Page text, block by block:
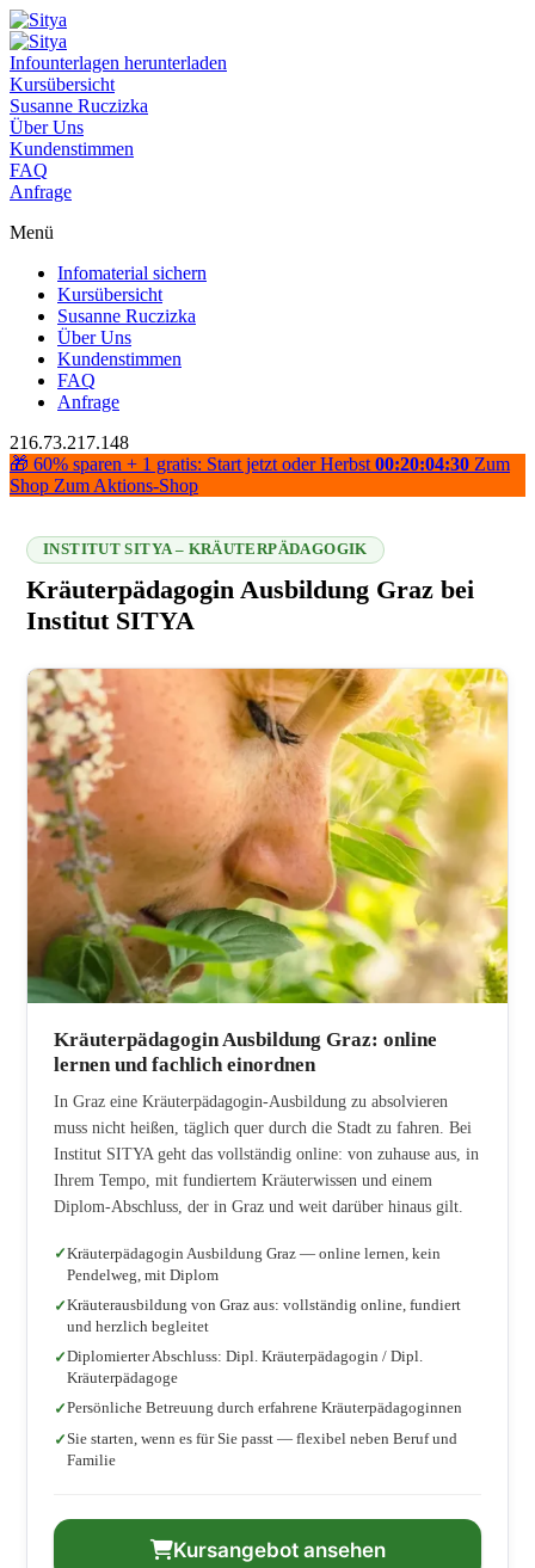
Infounterlagen herunterladen
Kursübersicht
Susanne Ruczizka
Über Uns
Kundenstimmen
FAQ
Anfrage
Menü
Infomaterial sichern
Kursübersicht
Susanne Ruczizka
Über Uns
Kundenstimmen
FAQ
Anfrage
216.73.217.148
🎁 60% sparen + 1 gratis: Start jetzt oder Herbst 00:20:04:29 Zum
Shop Zum Aktions-Shop
INSTITUT SITYA – KRÄUTERPÄDAGOGIK
Kräuterpädagogin Ausbildung Graz bei
Institut SITYA
216.73.217.148 2026-08-07 03:54:23
Kräuterpädagogin Ausbildung Graz: online
lernen und fachlich einordnen
In Graz eine Kräuterpädagogin-Ausbildung zu absolvieren
muss nicht heißen, täglich quer durch die Stadt zu fahren. Bei
Institut SITYA geht das vollständig online: von zuhause aus, in
Ihrem Tempo, mit fundiertem Kräuterwissen und einem
Diplom-Abschluss, der in Graz und weit darüber hinaus gilt.
Kräuterpädagogin Ausbildung Graz — online lernen, kein
Pendelweg, mit Diplom
Kräuterausbildung von Graz aus: vollständig online, fundiert
und herzlich begleitet
Diplomierter Abschluss: Dipl. Kräuterpädagogin / Dipl.
Kräuterpädagoge
Persönliche Betreuung durch erfahrene Kräuterpädagoginnen
Sie starten, wenn es für Sie passt — flexibel neben Beruf und
Familie
Kursangebot ansehen